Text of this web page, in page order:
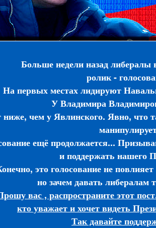
Больше недели назад
ролик -
На первых местах лидируют
У Владимира
ниже, чем у Явлинского. Явно, что
ещё продолжается...
и поддержать нашего
это голосование не
но зачем давать либералам
вас , распространите этот
кто уважает и хочет видеть
Так давайте